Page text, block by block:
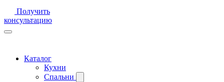
Получить
консультацию
Каталог
Кухни
Спальни